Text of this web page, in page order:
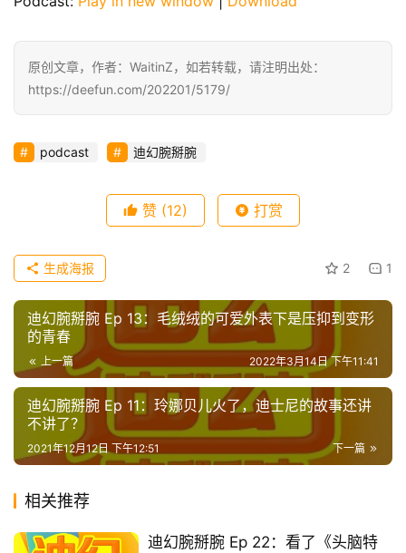
播
客
博
登录 注册
放
原创文章，作者：WaitinZ，如若转载，请注明出处：
https://deefun.com/202201/5179/
podcast 迪幻腕掰腕
赞 (12) 打赏
2 1
生成海报
迪幻腕掰腕 Ep 13：毛绒绒的可爱外表下是压抑到变形
的青春
上一篇 2022年3月14日 下午11:41
迪幻腕掰腕 Ep 11：玲娜贝儿火了，迪士尼的故事还讲
不讲了？
下一篇
2021年12月12日 下午12:51
相关推荐
迪幻腕掰腕 Ep 22：看了《头脑特